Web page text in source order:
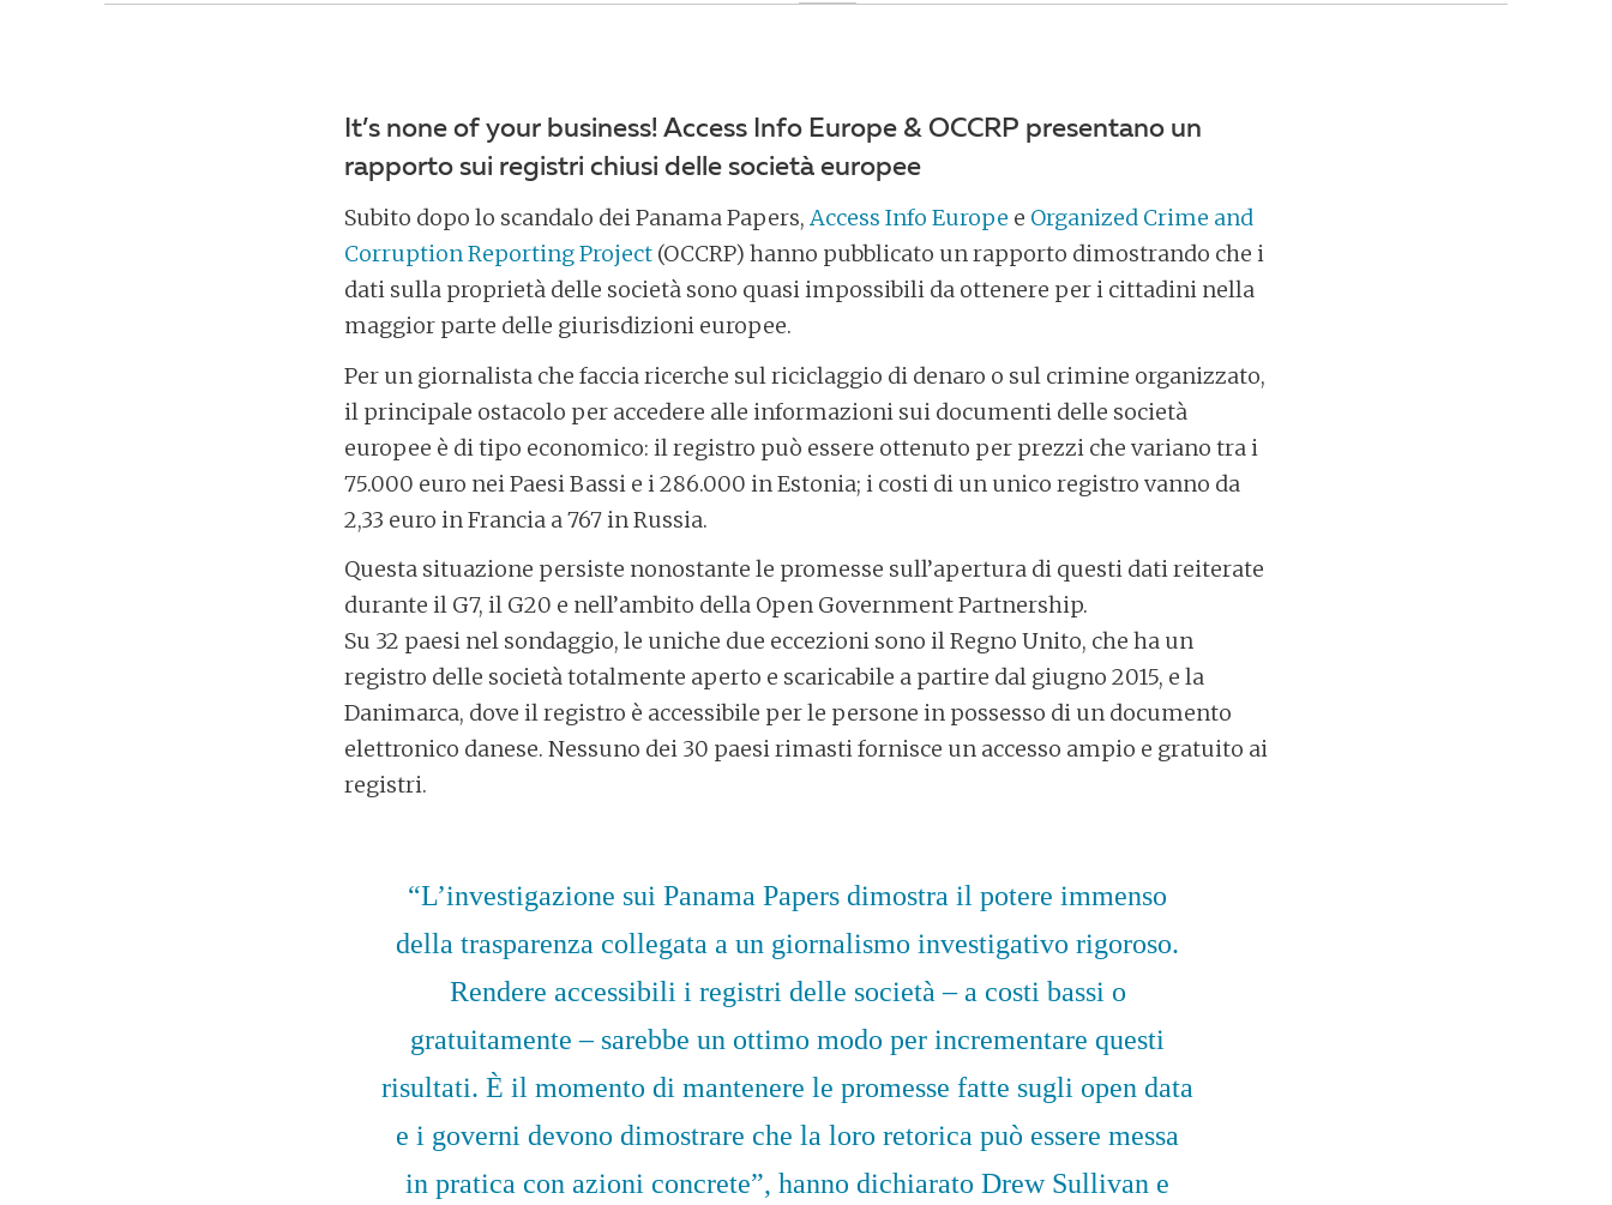
It’s none of your business! Access Info Europe & OCCRP presentano un
rapporto sui registri chiusi delle società europee
Subito dopo lo scandalo dei Panama Papers, Access Info Europe e Organized Crime and
Corruption Reporting Project (OCCRP) hanno pubblicato un rapporto dimostrando che i
dati sulla proprietà delle società sono quasi impossibili da ottenere per i cittadini nella
maggior parte delle giurisdizioni europee.
Per un giornalista che faccia ricerche sul riciclaggio di denaro o sul crimine organizzato,
il principale ostacolo per accedere alle informazioni sui documenti delle società
europee è di tipo economico: il registro può essere ottenuto per prezzi che variano tra i
75.000 euro nei Paesi Bassi e i 286.000 in Estonia; i costi di un unico registro vanno da
2,33 euro in Francia a 767 in Russia.
Questa situazione persiste nonostante le promesse sull’apertura di questi dati reiterate
durante il G7, il G20 e nell’ambito della Open Government Partnership.
Su 32 paesi nel sondaggio, le uniche due eccezioni sono il Regno Unito, che ha un
registro delle società totalmente aperto e scaricabile a partire dal giugno 2015, e la
Danimarca, dove il registro è accessibile per le persone in possesso di un documento
elettronico danese. Nessuno dei 30 paesi rimasti fornisce un accesso ampio e gratuito ai
registri.
“L’investigazione sui Panama Papers dimostra il potere immenso
della trasparenza collegata a un giornalismo investigativo rigoroso.
Rendere accessibili i registri delle società – a costi bassi o
gratuitamente – sarebbe un ottimo modo per incrementare questi
risultati. È il momento di mantenere le promesse fatte sugli open data
e i governi devono dimostrare che la loro retorica può essere messa
in pratica con azioni concrete”, hanno dichiarato Drew Sullivan e